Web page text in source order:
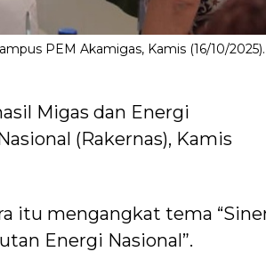
PEM Akamigas, Kamis (16/10/2025).
Migas dan Energi
(Rakernas), Kamis
itu mengangkat tema
Energi Nasional”.